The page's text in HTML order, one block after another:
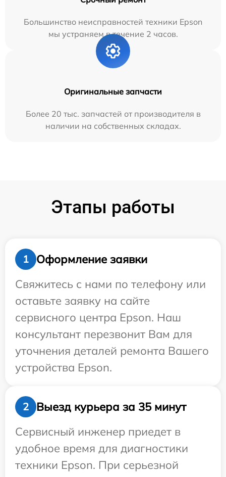
Большинство неисправностей техники Epson
мы устраняем в течение 2 часов.
Оригинальные запчасти
Более 20 тыс. запчастей от производителя в
наличии на собственных складах.
Этапы работы
1
Оформление заявки
Свяжитесь с нами по телефону или
оставьте заявку на сайте
сервисного центра Epson. Наш
консультант перезвонит Вам для
уточнения деталей ремонта Вашего
устройства Epson.
2
Выезд курьера за 35 минут
Сервисный инженер приедет в
удобное время для диагностики
техники Epson. При серьезной